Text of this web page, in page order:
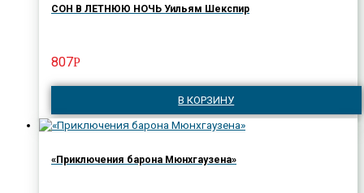
СОН В ЛЕТНЮЮ НОЧЬ Уильям Шекспир
807Р
В КОРЗИНУ
«Приключения барона Мюнхгаузена»